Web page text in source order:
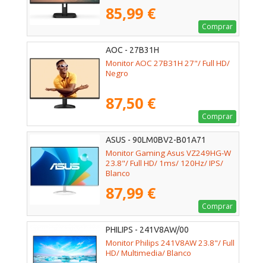
85,99 €
Comprar
AOC - 27B31H
Monitor AOC 27B31H 27"/ Full HD/
Negro
87,50 €
Comprar
ASUS - 90LM0BV2-B01A71
Monitor Gaming Asus VZ249HG-W
23.8"/ Full HD/ 1ms/ 120Hz/ IPS/
Blanco
87,99 €
Comprar
PHILIPS - 241V8AW/00
Monitor Philips 241V8AW 23.8"/ Full
HD/ Multimedia/ Blanco